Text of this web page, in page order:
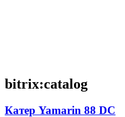
bitrix:catalog
Катер Yamarin 88 DC